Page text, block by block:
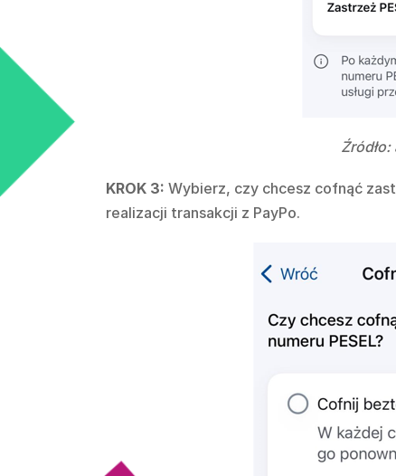
KROK 3: Wybierz, czy chcesz cofnąć
realizacji transakcji z PayPo.